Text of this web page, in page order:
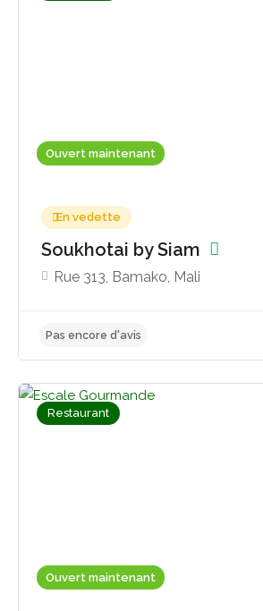
Ouvert maintenant
En vedette
Soukhotai by Siam
Rue 313, Bamako, Mali
Ouvert maintenant
Restaurant